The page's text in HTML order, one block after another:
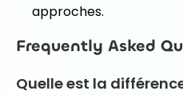
approches.
Frequently Asked
Quelle est la